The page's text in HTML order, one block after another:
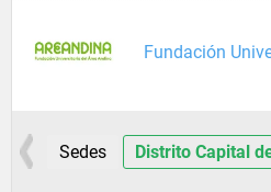
Fundación
Sedes Distrito Capital